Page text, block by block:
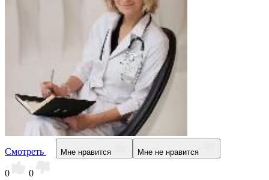
Смотреть Мне нравится Мне не нравится
0
0